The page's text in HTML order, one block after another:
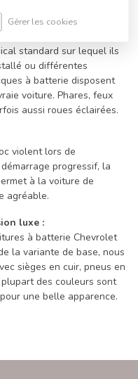
Pour le rendre
standard sur lequel ils
ou différentes
à batterie disposent
voiture. Phares, feux
aussi roues éclairées.
violent lors de
progressif, la
à la voiture de
agréable.
luxe :
à batterie Chevrolet
la variante de base, nous
sièges en cuir, pneus en
des couleurs sont
une belle apparence.
Gérer les cookies